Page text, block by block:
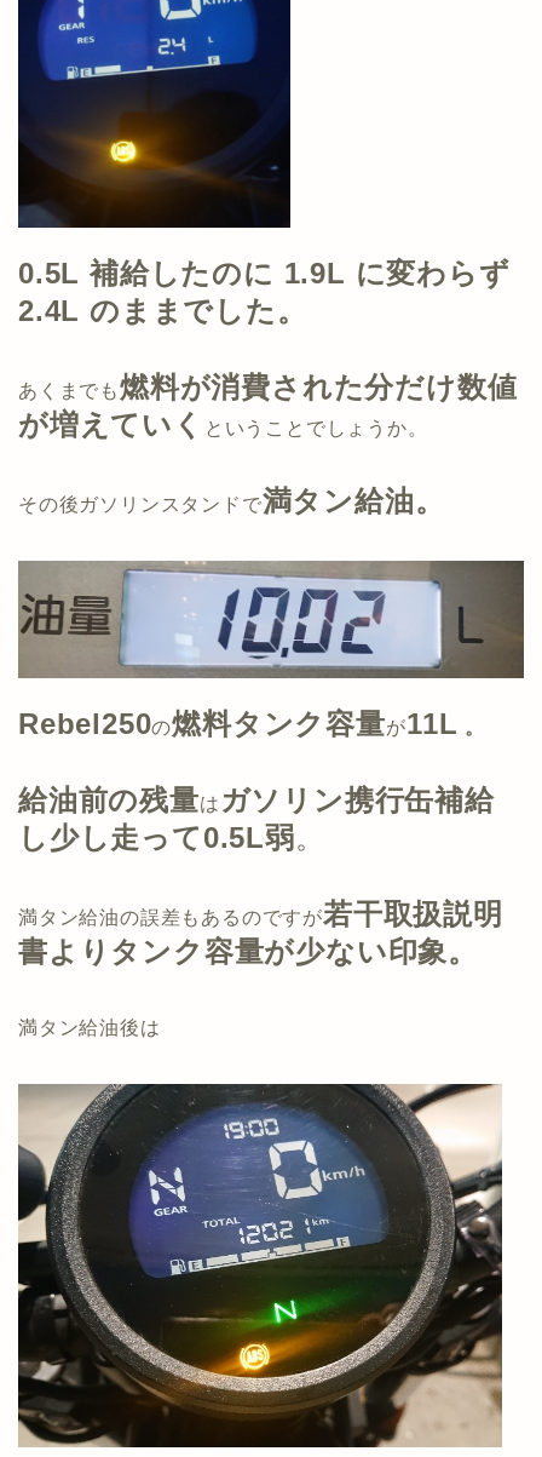
0.5L 補給したのに 1.9L に変わらず
2.4L のままでした。
あくまでも燃料が消費された分だけ数値
が増えていく
ということでしょうか。
その後ガソリンスタンドで満タン給油。
Rebel250の燃料タンク容量が11L 。
給油前の残量は ガソリン携行缶補給
し少し走って0.5L弱。
満タン給油の誤差もあるのですが若干取扱説明
書よりタンク容量が少ない印象。
満タン給油後は